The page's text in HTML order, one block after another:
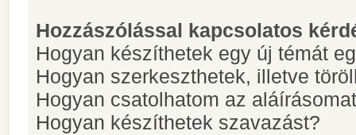
Hozzászólással kapcsolatos
Hogyan készíthetek egy új témát
Hogyan szerkeszthetek, illetve
Hogyan csatolhatom az
Hogyan készíthetek szavazást?